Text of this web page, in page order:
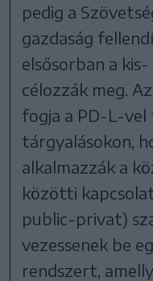
pedig a
gazdaság
elsősorban a
célozzák meg.
fogja a PD-L-
tárgyalásokon,
alkalmazzák a
közötti
public-privat)
vezessenek be
rendszert,